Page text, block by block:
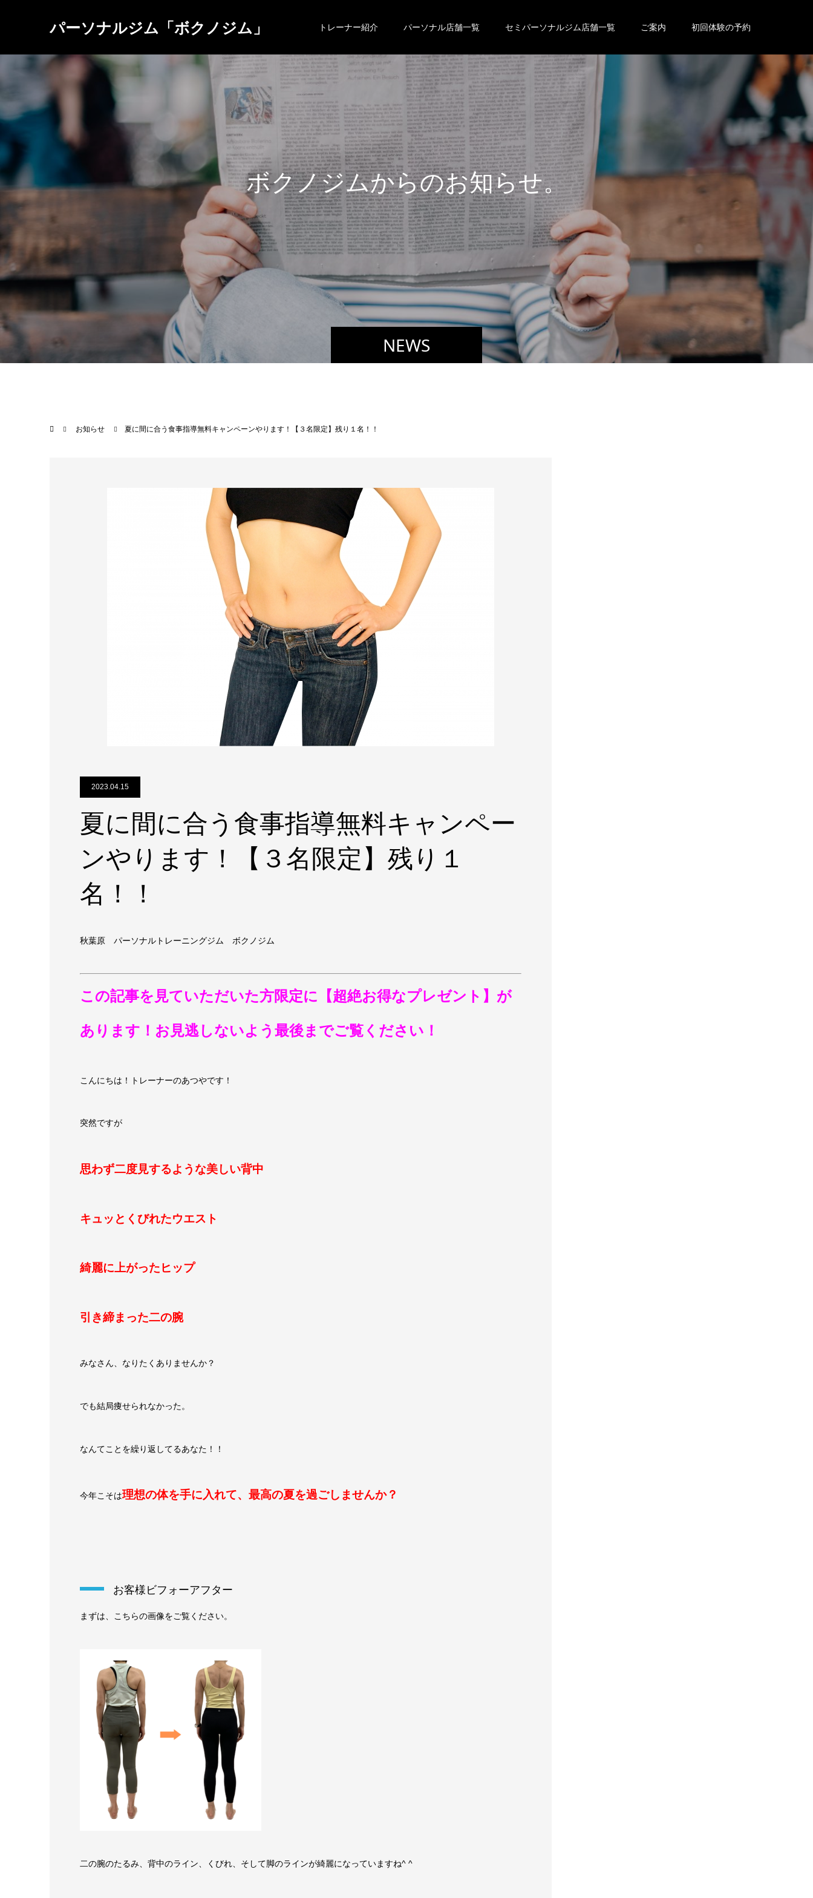
パーソナルジム「ボクノジム」 トレーナー紹介 パーソナル店舗一覧 セミパーソナルジム店舗一覧 ご案内 初回体験の予約
NEWS
ボクノジムからのお知らせ。
お知らせ 夏に間に合う食事指導無料キャンペーンやります！【３名限定】残り１名！！
2023.04.15
夏に間に合う食事指導無料キャンペー
ンやります！【３名限定】残り１
名！！
秋葉原 パーソナルトレーニングジム ボクノジム
この記事を見ていただいた方限定に【超絶お得なプレゼント】が
あります！お見逃しないよう最後までご覧ください！
こんにちは！トレーナーのあつやです！
突然ですが
思わず二度見するような美しい背中
キュッとくびれたウエスト
綺麗に上がったヒップ
引き締まった二の腕
みなさん、なりたくありませんか？
でも結局痩せられなかった。
なんてことを繰り返してるあなた！！
今年こそは理想の体を手に入れて、最高の夏を過ごしませんか？
お客様ビフォーアフター
まずは、こちらの画像をご覧ください。
二の腕のたるみ、背中のライン、くびれ、そして脚のラインが綺麗になっていますね^ ^